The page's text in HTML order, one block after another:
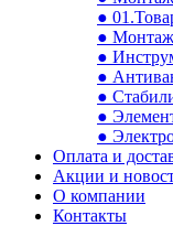
●
●
●
●
●
●
●
Оплата и
Акции и
О компании
Контакты